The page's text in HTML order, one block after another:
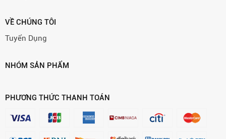
VỀ CHÚNG TÔI
Tuyển Dụng
NHÓM SẢN PHẨM
PHƯƠNG THỨC THANH TOÁN